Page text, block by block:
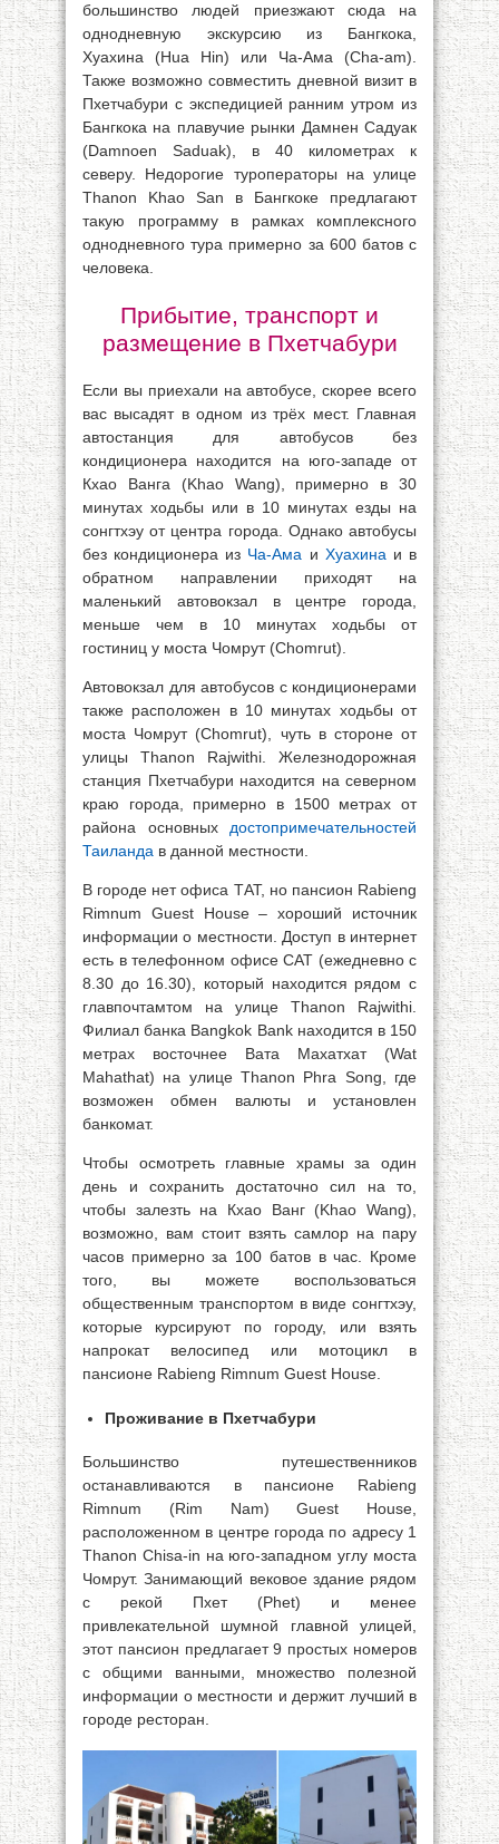
большинство людей приезжают сюда на
однодневную экскурсию из Бангкока,
Хуахина (Hua Hin) или Ча-Aма (Cha-am).
Также возможно совместить дневной визит в
Пхетчабури с экспедицией ранним утром из
Бангкока на плавучие рынки Дамнен Садуак
(Damnoen Saduak), в 40 километрах к
северу. Недорогие туроператоры на улице
Thanon Khao San в Бангкоке предлагают
такую программу в рамках комплексного
однодневного тура примерно за 600 батов с
человека.
Прибытие, транспорт и
размещение в Пхетчабури
Если вы приехали на автобусе, скорее всего
вас высадят в одном из трёх мест. Главная
автостанция для автобусов без
кондиционера находится на юго-западе от
Кхао Ванга (Khao Wang), примерно в 30
минутах ходьбы или в 10 минутах езды на
сонгтхэу от центра города. Однако автобусы
без кондиционера из Ча-Ама и Хуахина и в
обратном направлении приходят на
маленький автовокзал в центре города,
меньше чем в 10 минутах ходьбы от
гостиниц у моста Чомрут (Chomrut).
Автовокзал для автобусов с кондиционерами
также расположен в 10 минутах ходьбы от
моста Чомрут (Chomrut), чуть в стороне от
улицы Thanon Rajwithi. Железнодорожная
станция Пхетчабури находится на северном
краю города, примерно в 1500 метрах от
района основных достопримечательностей
Таиланда в данной местности.
В городе нет офиса ТАТ, но пансион Rabieng
Rimnum Guest House – хороший источник
информации о местности. Доступ в интернет
есть в телефонном офисе CAT (ежедневно с
8.30 до 16.30), который находится рядом с
главпочтамтом на улице Thanon Rajwithi.
Филиал банка Bangkok Bank находится в 150
метрах восточнее Вата Махатхат (Wat
Mahathat) на улице Thanon Phra Song, где
возможен обмен валюты и установлен
банкомат.
Чтобы осмотреть главные храмы за один
день и сохранить достаточно сил на то,
чтобы залезть на Кхао Ванг (Khao Wang),
возможно, вам стоит взять самлор на пару
часов примерно за 100 батов в час. Кроме
того, вы можете воспользоваться
общественным транспортом в виде сонгтхэу,
которые курсируют по городу, или взять
напрокат велосипед или мотоцикл в
пансионе Rabieng Rimnum Guest House.
Проживание в Пхетчабури
Большинство путешественников
останавливаются в пансионе Rabieng
Rimnum (Rim Nam) Guest House,
расположенном в центре города по адресу 1
Thanon Chisa-in на юго-западном углу моста
Чомрут. Занимающий вековое здание рядом
с рекой Пхет (Phet) и менее
привлекательной шумной главной улицей,
этот пансион предлагает 9 простых номеров
с общими ванными, множество полезной
информации о местности и держит лучший в
городе ресторан.